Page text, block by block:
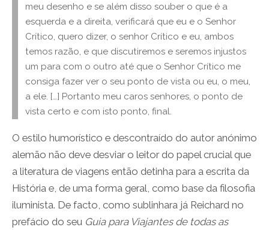
meu desenho e se além disso souber o que é a
esquerda e a direita, verificará que eu e o Senhor
Crítico, quero dizer, o senhor Crítico e eu, ambos
temos razão, e que discutiremos e seremos injustos
um para com o outro até que o Senhor Crítico me
consiga fazer ver o seu ponto de vista ou eu, o meu,
a ele. […] Portanto meu caros senhores, o ponto de
vista certo e com isto ponto, final.
O estilo humorístico e descontraído do autor anónimo
alemão não deve desviar o leitor do papel crucial que
a literatura de viagens então detinha para a escrita da
História e, de uma forma geral, como base da filosofia
iluminista. De facto, como sublinhara já Reichard no
prefácio do seu Guia para Viajantes de todas as